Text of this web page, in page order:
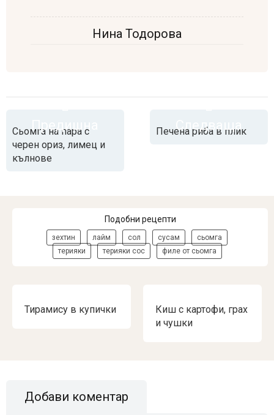
Нина Тодорова
Сьомга на пара с
черен ориз, лимец и
кълнове
Следваща
Печена риба в плик
Подобни рецепти
зехтин лайм сол сусам
сьомга
терияки
терияки сос филе от сьомга
Тирамису в купички
Киш с картофи, грах
и чушки
Добави коментар